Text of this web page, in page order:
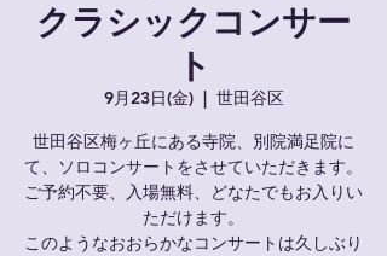
クラシックコンサー
ト
9月23日(金)
  |
世田谷区
世田谷区梅ヶ丘にある寺院、別院満足院に
て、ソロコンサートをさせていただきます。
ご予約不要、入場無料、どなたでもお入りい
ただけます。
このようなおおらかなコンサートは久しぶり